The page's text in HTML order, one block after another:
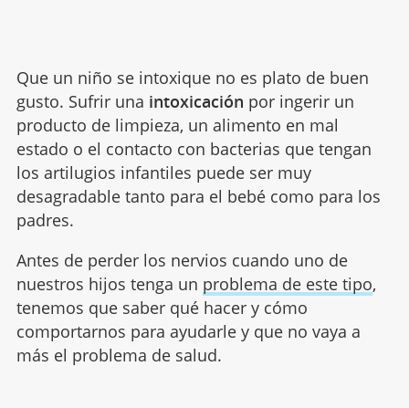
Que un niño se intoxique no es plato de buen
gusto. Sufrir una intoxicación por ingerir un
producto de limpieza, un alimento en mal
estado o el contacto con bacterias que tengan
los artilugios infantiles puede ser muy
desagradable tanto para el bebé como para los
padres.
Antes de perder los nervios cuando uno de
nuestros hijos tenga un problema de este tipo,
tenemos que saber qué hacer y cómo
comportarnos para ayudarle y que no vaya a
más el problema de salud.